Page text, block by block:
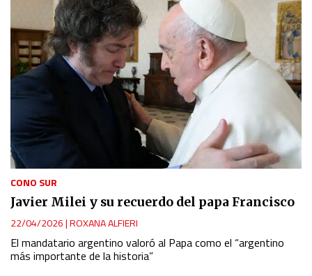
CONO SUR
Javier Milei y su recuerdo del papa Francisco
22/04/2026|ROXANA ALFIERI
El mandatario argentino valoró al Papa como el “argentino
más importante de la historia”